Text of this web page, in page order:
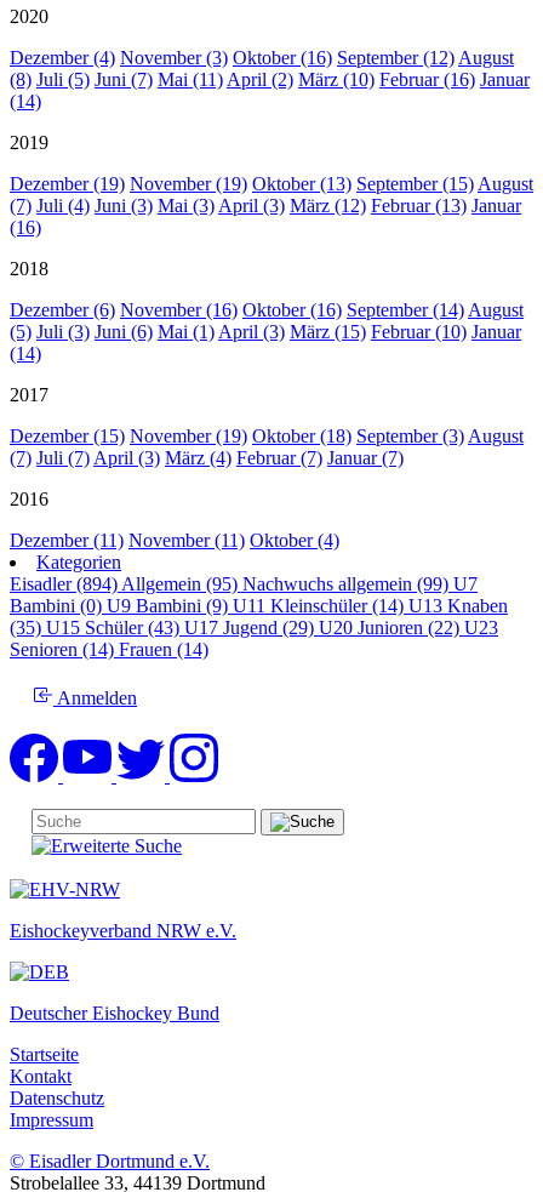
2020
Dezember (4) November (3) Oktober (16) September (12) August
(8) Juli (5) Juni (7) Mai (11) April (2) März (10) Februar (16) Januar
(14)
2019
Dezember (19) November (19) Oktober (13) September (15) August
(7) Juli (4) Juni (3) Mai (3) April (3) März (12) Februar (13) Januar
(16)
2018
Dezember (6) November (16) Oktober (16) September (14) August
(5) Juli (3) Juni (6) Mai (1) April (3) März (15) Februar (10) Januar
(14)
2017
Dezember (15) November (19) Oktober (18) September (3) August
(7) Juli (7) April (3) März (4) Februar (7) Januar (7)
2016
Dezember (11) November (11) Oktober (4)
Kategorien
Eisadler (894) Allgemein (95) Nachwuchs allgemein (99) U7
Bambini (0) U9 Bambini (9) U11 Kleinschüler (14) U13 Knaben
(35) U15 Schüler (43) U17 Jugend (29) U20 Junioren (22) U23
Senioren (14) Frauen (14)
Anmelden
Eishockeyverband NRW e.V.
Deutscher Eishockey Bund
Startseite
Kontakt
Datenschutz
Impressum
© Eisadler Dortmund e.V.
Strobelallee 33, 44139 Dortmund